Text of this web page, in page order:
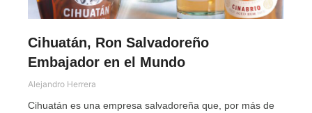
Cihuatán, Ron Salvadoreño
Embajador en el Mundo
Alejandro Herrera
Cihuatán es una empresa salvadoreña que, por más de